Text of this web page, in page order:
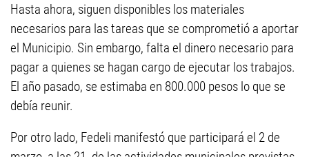
Hasta ahora, siguen disponibles los materiales
necesarios para las tareas que se comprometió a aportar
el Municipio. Sin embargo, falta el dinero necesario para
pagar a quienes se hagan cargo de ejecutar los trabajos.
El año pasado, se estimaba en 800.000 pesos lo que se
debía reunir.
Por otro lado, Fedeli manifestó que participará el 2 de